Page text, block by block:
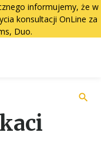
informujemy, że w
konsultacji OnLine za
Duo.
search